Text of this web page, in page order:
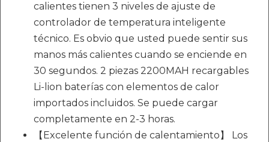
calientes tienen 3 niveles de ajuste de
controlador de temperatura inteligente
técnico. Es obvio que usted puede sentir sus
manos más calientes cuando se enciende en
30 segundos. 2 piezas 2200MAH recargables
Li-lion baterías con elementos de calor
importados incluidos. Se puede cargar
completamente en 2-3 horas.
【Excelente función de calentamiento】 Los